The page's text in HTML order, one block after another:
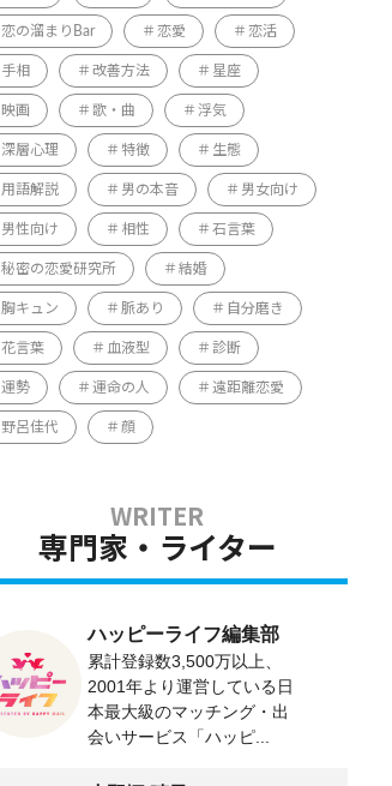
恋の溜まりBar 恋愛 恋活
手相 改善方法 星座
映画 歌・曲 浮気
深層心理 特徴 生態
用語解説 男の本音 男女向け
男性向け 相性 石言葉
秘密の恋愛研究所 結婚
胸キュン 脈あり 自分磨き
花言葉 血液型 診断
運勢 運命の人 遠距離恋愛
野呂佳代 顔
専門家・ライター
ハッピーライフ編集部
累計登録数3,500万以上、
2001年より運営している日
本最大級のマッチング・出
会いサービス「ハッピ...